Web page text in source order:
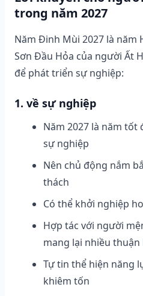
trong năm 2027
Năm Đinh Mùi 2027 là năm
Sơn Đầu Hỏa của người Ất
để phát triển sự nghiệp:
1. về sự nghiệp
Năm 2027 là năm
sự nghiệp
Nên chủ động nắm
thách
Có thể khởi nghiệp
Hợp tác với người
mang lại nhiều thuận
Tự tin thể hiện năng
khiêm tốn